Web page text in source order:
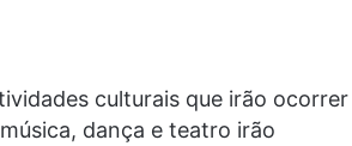
culturais que irão ocorrer
dança e teatro irão